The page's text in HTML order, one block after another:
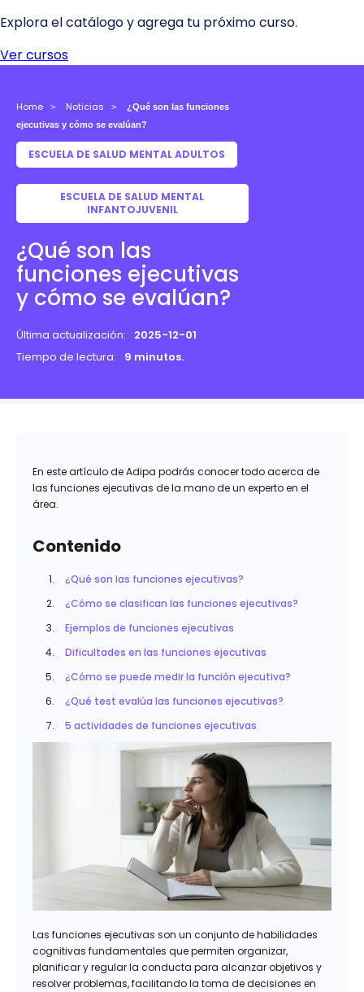
Home Noticias
¿Qué son las funciones
ejecutivas y cómo se evalúan?
ESCUELA DE SALUD MENTAL ADULTOS
ESCUELA DE SALUD MENTAL
INFANTOJUVENIL
¿Qué son las
funciones ejecutivas
y cómo se evalúan?
Última actualización:
2025-12-01
Tiempo de lectura:
9 minutos.
En este artículo de Adipa podrás conocer todo acerca de
las funciones ejecutivas de la mano de un experto en el
área.
Contenido
¿Qué son las funciones ejecutivas?
¿Cómo se clasifican las funciones ejecutivas?
Ejemplos de funciones ejecutivas
Dificultades en las funciones ejecutivas
¿Cómo se puede medir la función ejecutiva?
¿Qué test evalúa las funciones ejecutivas?
5 actividades de funciones ejecutivas​
Las funciones ejecutivas son un conjunto de habilidades
cognitivas fundamentales que permiten organizar,
planificar y regular la conducta para alcanzar objetivos y
resolver problemas, facilitando la toma de decisiones en